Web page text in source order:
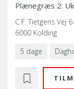
Plænegræs 2:
C.F. Tietgens Vej 6
6000 Kolding
5 dage